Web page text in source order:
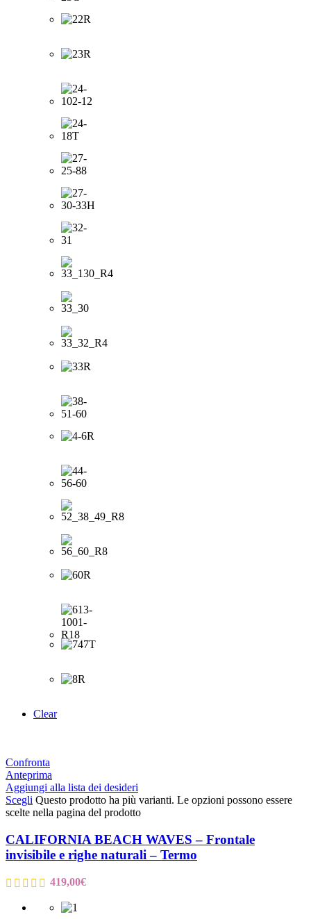
Clear
Confronta
Anteprima
Aggiungi alla lista dei desideri
Scegli Questo prodotto ha più varianti. Le opzioni possono essere
scelte nella pagina del prodotto
CALIFORNIA BEACH WAVES – Frontale
invisibile e righe naturali – Termo
419,00€